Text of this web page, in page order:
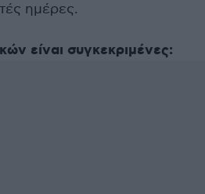
ημέρες.
είναι συγκεκριμένες: